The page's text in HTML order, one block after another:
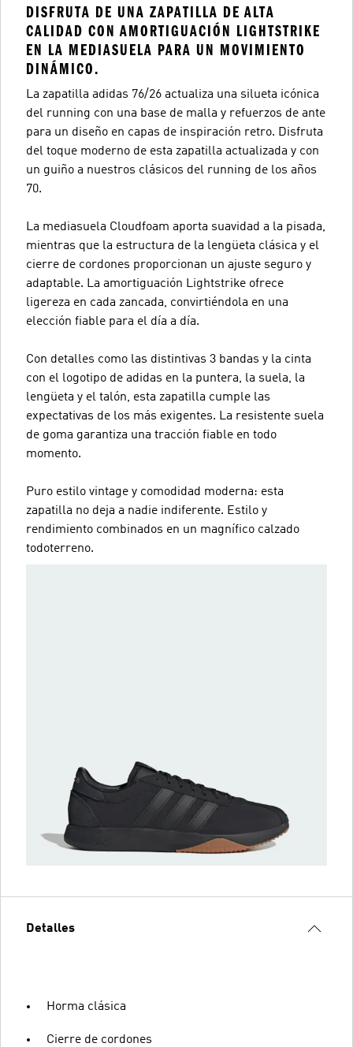
DISFRUTA DE UNA ZAPATILLA DE ALTA
CALIDAD CON AMORTIGUACIÓN LIGHTSTRIKE
EN LA MEDIASUELA PARA UN MOVIMIENTO
DINÁMICO.
La zapatilla adidas 76/26 actualiza una silueta icónica
del running con una base de malla y refuerzos de ante
para un diseño en capas de inspiración retro. Disfruta
del toque moderno de esta zapatilla actualizada y con
un guiño a nuestros clásicos del running de los años
70.
La mediasuela Cloudfoam aporta suavidad a la pisada,
mientras que la estructura de la lengüeta clásica y el
cierre de cordones proporcionan un ajuste seguro y
adaptable. La amortiguación Lightstrike ofrece
ligereza en cada zancada, convirtiéndola en una
elección fiable para el día a día.
Con detalles como las distintivas 3 bandas y la cinta
con el logotipo de adidas en la puntera, la suela, la
lengüeta y el talón, esta zapatilla cumple las
expectativas de los más exigentes. La resistente suela
de goma garantiza una tracción fiable en todo
momento.
Puro estilo vintage y comodidad moderna: esta
zapatilla no deja a nadie indiferente. Estilo y
rendimiento combinados en un magnífico calzado
todoterreno.
Detalles
Horma clásica
Cierre de cordones